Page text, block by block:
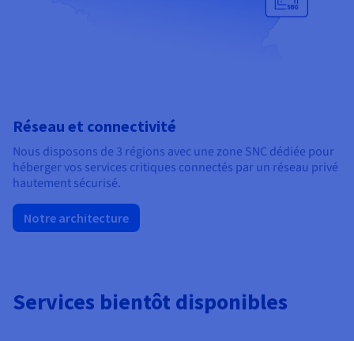
Réseau et connectivité
Nous disposons de 3 régions avec une zone SNC dédiée pour
héberger vos services critiques connectés par un réseau privé
hautement sécurisé.
Notre architecture
Services bientôt disponibles